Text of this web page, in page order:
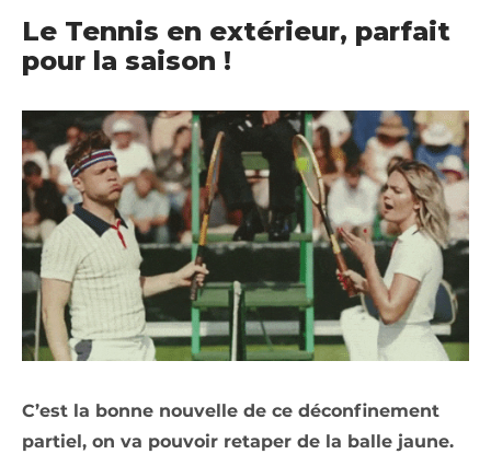
Le Tennis en extérieur, parfait
pour la saison !
C’est la bonne nouvelle de ce déconfinement
partiel, on va pouvoir retaper de la balle jaune.